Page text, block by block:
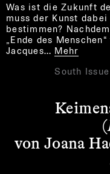
Was ist die Zukunft
muss der Kunst
bestimmen?
„Ende des
Jacques… Mehr
South
(
von Joana